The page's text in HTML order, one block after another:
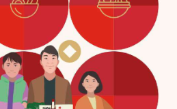
11 000+
Produits